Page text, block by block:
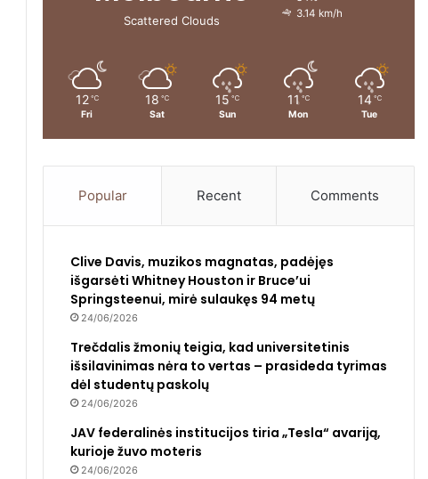
Scattered Clouds
3.14 km/h
12 ℃
Fri
18 ℃
Sat
15 ℃
Sun
11 ℃
Mon
14 ℃
Tue
Popular Recent Comments
Clive Davis, muzikos magnatas, padėjęs
išgarsėti Whitney Houston ir Bruce’ui
Springsteenui, mirė sulaukęs 94 metų
24/06/2026
Trečdalis žmonių teigia, kad universitetinis
išsilavinimas nėra to vertas – prasideda tyrimas
dėl studentų paskolų
24/06/2026
JAV federalinės institucijos tiria „Tesla“ avariją,
kurioje žuvo moteris
24/06/2026